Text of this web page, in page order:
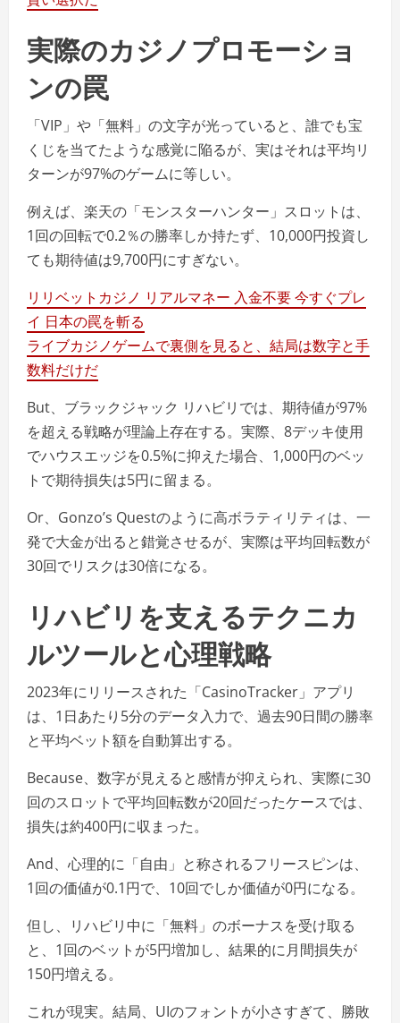
実際のカジノプロモーショ
ンの罠
「VIP」や「無料」の文字が光っていると、誰でも宝
くじを当てたような感覚に陥るが、実はそれは平均リ
ターンが97%のゲームに等しい。
例えば、楽天の「モンスターハンター」スロットは、
1回の回転で0.2％の勝率しか持たず、10,000円投資し
ても期待値は9,700円にすぎない。
リリベットカジノ リアルマネー 入金不要 今すぐプレ
イ 日本の罠を斬る
ライブカジノゲームで裏側を見ると、結局は数字と手
数料だけだ
But、ブラックジャック リハビリでは、期待値が97%
を超える戦略が理論上存在する。実際、8デッキ使用
でハウスエッジを0.5%に抑えた場合、1,000円のベッ
トで期待損失は5円に留まる。
Or、Gonzo’s Questのように高ボラティリティは、一
発で大金が出ると錯覚させるが、実際は平均回転数が
30回でリスクは30倍になる。
リハビリを支えるテクニカ
ルツールと心理戦略
2023年にリリースされた「CasinoTracker」アプリ
は、1日あたり5分のデータ入力で、過去90日間の勝率
と平均ベット額を自動算出する。
Because、数字が見えると感情が抑えられ、実際に30
回のスロットで平均回転数が20回だったケースでは、
損失は約400円に収まった。
And、心理的に「自由」と称されるフリースピンは、
1回の価値が0.1円で、10回でしか価値が0円になる。
但し、リハビリ中に「無料」のボーナスを受け取る
と、1回のベットが5円増加し、結果的に月間損失が
150円増える。
これが現実。結局、UIのフォントが小さすぎて、勝敗